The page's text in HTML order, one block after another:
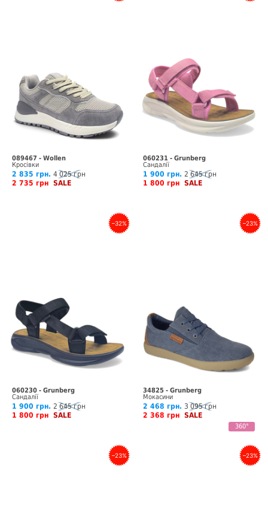
089467 - Wollen
Кросівки
2 835 грн. 4 025 грн
2 735 грн SALE
060231 - Grunberg
Сандалії
1 900 грн. 2 645 грн
1 800 грн SALE
–32%
060230 - Grunberg
Сандалії
1 900 грн. 2 645 грн
1 800 грн SALE
–23%
34825 - Grunberg
Мокасини
2 468 грн. 3 095 грн
2 368 грн SALE
360°
–23% –23%